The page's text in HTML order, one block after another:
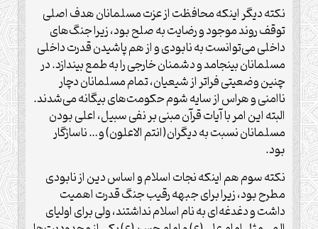
نکته دیگر اینکه محافظت از عزت مسلمانان هدف اصلی
توقف روند موجود و رضایت به صلح بود، زیرا جنگ‌های
داخلی می‌توانست به نابودی و از هم پاشیدن قدرت داخلی
مسلمانان بینجامد و دشمنان خارجی را به طمع بیندازد. در
چنین وضعیتی فراتر از شیعیان، تمام مسلمانان دچار
ناامنی و هراس از سایه شوم حکومت‌های بیگانه می‌شدند.
البته این امر با آیات قرآن مبنی بر نفی سبیل، اعلی بودن
مسلمانان نسبت به دیگران(انتم الاعلون) و… ناسازگار
بود.
نکته سوم هم اینکه نجات اسلام و اساس دین از نابودی
مطرح بود، زیرا برای جبهه رقیب جنگ قدرت اهمیت
داشت و دغدغه‌ای به نام اسلام نداشتند، ولی برای اولیای